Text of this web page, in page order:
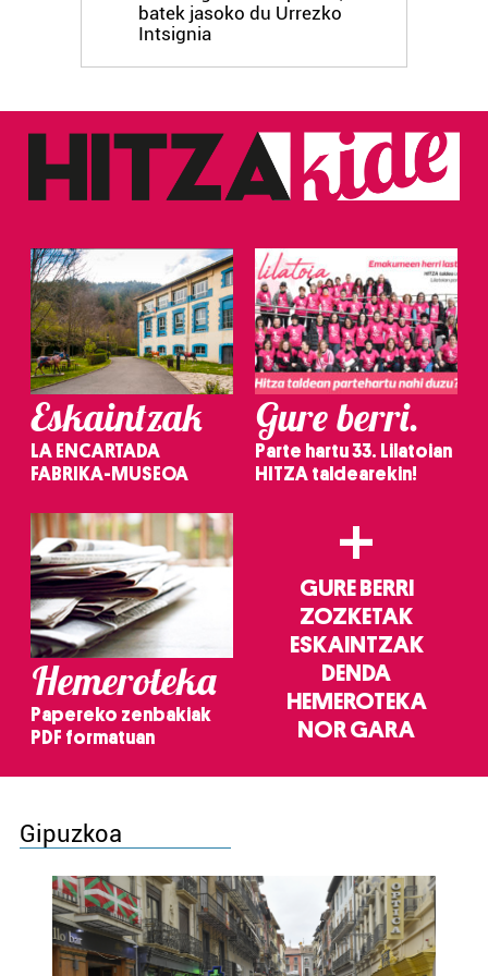
batek jasoko du Urrezko
Intsignia
Eskaintzak
LA ENCARTADA
FABRIKA-MUSEOA
Gure berri.
Parte hartu 33. Lilatoian
HITZA taldearekin!
Hemeroteka
Papereko zenbakiak
PDF formatuan
+
GURE BERRI
ZOZKETAK
ESKAINTZAK
DENDA
HEMEROTEKA
NOR GARA
Gipuzkoa